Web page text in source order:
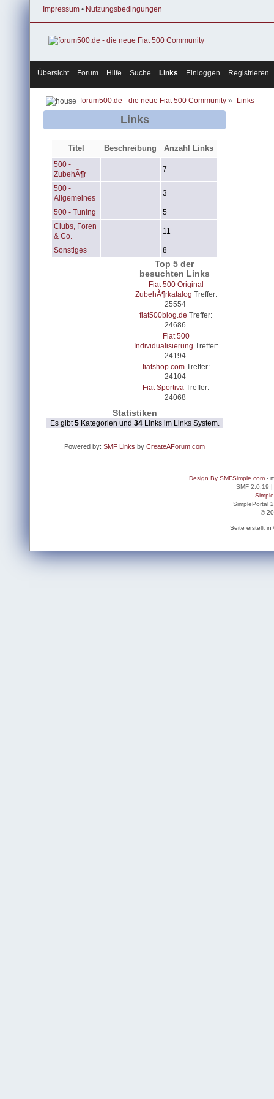
Impressum • Nutzungsbedingungen
Übersicht Forum Hilfe Suche Links Einloggen Registrieren
forum500.de - die neue Fiat 500 Community » Links
Links
Titel Beschreibung Anzahl Links
500 -
ZubehÃ¶r
7
500 -
Allgemeines
3
500 - Tuning
5
Clubs, Foren
& Co.
11
Sonstiges 8
Top 5 der
besuchten Links
Fiat 500 Original
ZubehÃ¶rkatalog Treffer:
25554
fiat500blog.de Treffer:
24686
Fiat 500
Individualisierung Treffer:
24194
fiatshop.comTreffer:
24104
Fiat Sportiva Treffer:
24068
Statistiken
Es gibt5Kategorien und 34Links im Links System.
Powered by: SMF Links by CreateAForum.com
Design By SMFSimple.com-
SMF 2.0.19 |
SimplePortal
©
Seite erstellt in